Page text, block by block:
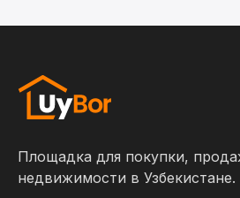
Площадка для покупки,
недвижимости в Узбекистане.